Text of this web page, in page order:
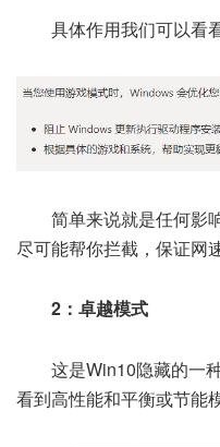
具体作用我们可以看
简单来说就是任何影
尽可能帮你拦截，保证网
2：卓越模式
这是Win10隐藏的一
看到高性能和平衡或节能